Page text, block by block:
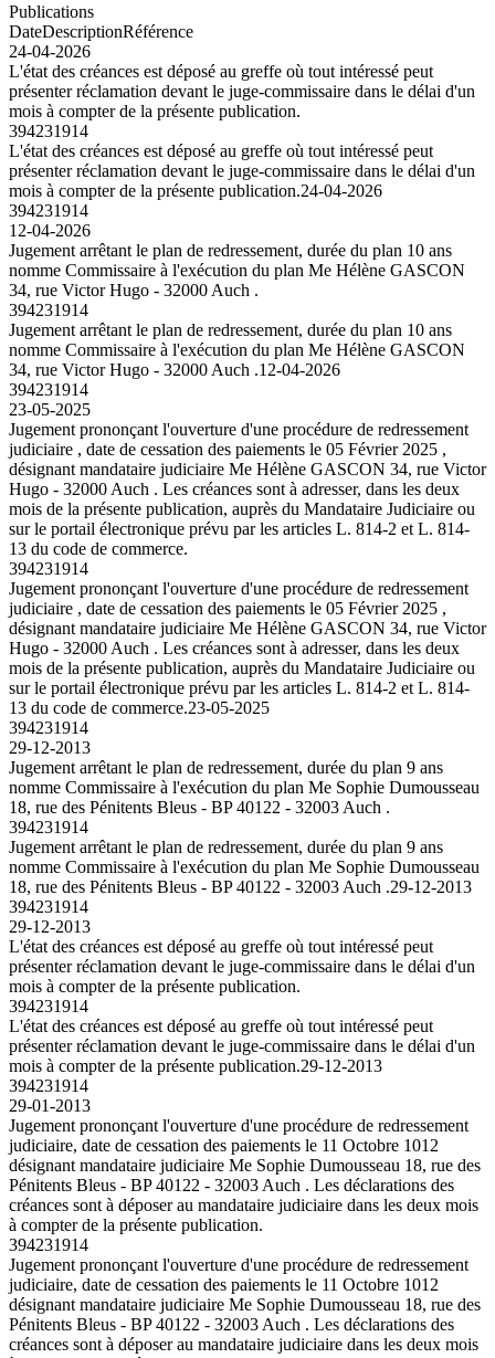
Publications
DateDescriptionRéférence
24-04-2026
L'état des créances est déposé au greffe où tout intéressé peut
présenter réclamation devant le juge-commissaire dans le délai d'un
mois à compter de la présente publication.
394231914
L'état des créances est déposé au greffe où tout intéressé peut
présenter réclamation devant le juge-commissaire dans le délai d'un
mois à compter de la présente publication.24-04-2026
394231914
12-04-2026
Jugement arrêtant le plan de redressement, durée du plan 10 ans
nomme Commissaire à l'exécution du plan Me Hélène GASCON
34, rue Victor Hugo - 32000 Auch .
394231914
Jugement arrêtant le plan de redressement, durée du plan 10 ans
nomme Commissaire à l'exécution du plan Me Hélène GASCON
34, rue Victor Hugo - 32000 Auch .12-04-2026
394231914
23-05-2025
Jugement prononçant l'ouverture d'une procédure de redressement
judiciaire , date de cessation des paiements le 05 Février 2025 ,
désignant mandataire judiciaire Me Hélène GASCON 34, rue Victor
Hugo - 32000 Auch . Les créances sont à adresser, dans les deux
mois de la présente publication, auprès du Mandataire Judiciaire ou
sur le portail électronique prévu par les articles L. 814-2 et L. 814-
13 du code de commerce.
394231914
Jugement prononçant l'ouverture d'une procédure de redressement
judiciaire , date de cessation des paiements le 05 Février 2025 ,
désignant mandataire judiciaire Me Hélène GASCON 34, rue Victor
Hugo - 32000 Auch . Les créances sont à adresser, dans les deux
mois de la présente publication, auprès du Mandataire Judiciaire ou
sur le portail électronique prévu par les articles L. 814-2 et L. 814-
13 du code de commerce.23-05-2025
394231914
29-12-2013
Jugement arrêtant le plan de redressement, durée du plan 9 ans
nomme Commissaire à l'exécution du plan Me Sophie Dumousseau
18, rue des Pénitents Bleus - BP 40122 - 32003 Auch .
394231914
Jugement arrêtant le plan de redressement, durée du plan 9 ans
nomme Commissaire à l'exécution du plan Me Sophie Dumousseau
18, rue des Pénitents Bleus - BP 40122 - 32003 Auch .29-12-2013
394231914
29-12-2013
L'état des créances est déposé au greffe où tout intéressé peut
présenter réclamation devant le juge-commissaire dans le délai d'un
mois à compter de la présente publication.
394231914
L'état des créances est déposé au greffe où tout intéressé peut
présenter réclamation devant le juge-commissaire dans le délai d'un
mois à compter de la présente publication.29-12-2013
394231914
29-01-2013
Jugement prononçant l'ouverture d'une procédure de redressement
judiciaire, date de cessation des paiements le 11 Octobre 1012
désignant mandataire judiciaire Me Sophie Dumousseau 18, rue des
Pénitents Bleus - BP 40122 - 32003 Auch . Les déclarations des
créances sont à déposer au mandataire judiciaire dans les deux mois
à compter de la présente publication.
394231914
Jugement prononçant l'ouverture d'une procédure de redressement
judiciaire, date de cessation des paiements le 11 Octobre 1012
désignant mandataire judiciaire Me Sophie Dumousseau 18, rue des
Pénitents Bleus - BP 40122 - 32003 Auch . Les déclarations des
créances sont à déposer au mandataire judiciaire dans les deux mois